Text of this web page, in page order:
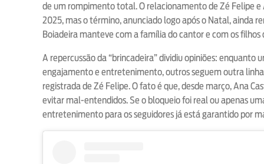
de um rompimento total. O relacionamento de Zé Felipe
2025, mas o término, anunciado logo após o Natal, ainda
Boiadeira manteve com a família do cantor e com os filhos
A repercussão da “brincadeira” dividiu opiniões:
engajamento e entretenimento, outros seguem outra
registrada de Zé Felipe. O fato é que, desde março, Ana
evitar mal-entendidos. Se o bloqueio foi real ou apenas
entretenimento para os seguidores já está garantido por